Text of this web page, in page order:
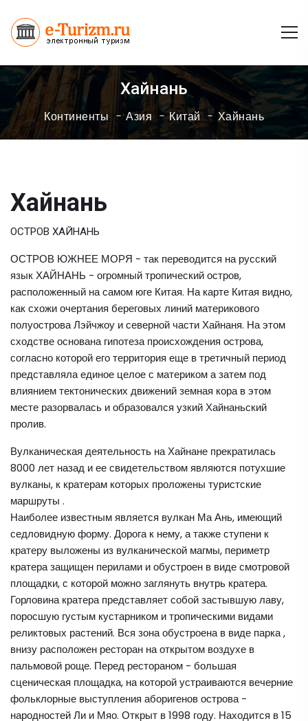
Хайнань
Континенты Азия Китай Хайнань
Хайнань
ОСТРОВ ХАЙНАНЬ
ОСТРОВ ЮЖНЕЕ МОРЯ - так переводится на русский
язык ХАЙНАНЬ - огромный тропический остров,
расположенный на самом юге Китая. На карте Китая видно,
как схожи очертания береговых линий материкового
полуострова Лэйчжоу и северной части Хайнаня. На этом
сходстве основана гипотеза происхождения острова,
согласно которой его территория еще в третичный период
представляла единое целое с материком а затем под
влиянием тектонических движений земная кора в этом
месте разорвалась и образовался узкий Хайнаньский
пролив.
Вулканическая деятельность на Хайнане прекратилась
8000 лет назад и ее свидетельством являются потухшие
вулканы, к кратерам которых проложены туристские
маршруты .
Наиболее известным является вулкан Ма Ань, имеющий
седловидную форму. Дорога к нему, а также ступени к
кратеру выложены из вулканической магмы, периметр
кратера защищен перилами и обустроен в виде смотровой
площадки, с которой можно заглянуть внутрь кратера.
Горловина кратера представляет собой застывшую лаву,
поросшую густым кустарником и тропическими видами
реликтовых растений. Вся зона обустроена в виде парка ,
внизу расположен ресторан на открытом воздухе в
пальмовой роще. Перед рестораном - большая
сценическая площадка, на которой устраиваются вечерние
фольклорные выступления аборигенов острова -
народностей Ли и Мяо. Открыт в 1998 году. Находится в 15